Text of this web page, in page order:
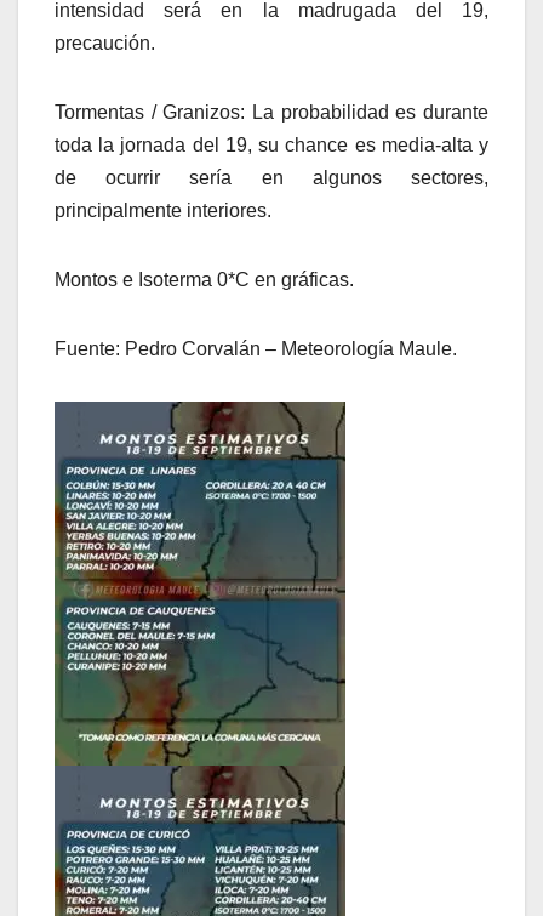
intensidad será en la madrugada del 19,
precaución.
Tormentas / Granizos: La probabilidad es durante
toda la jornada del 19, su chance es media-alta y
de ocurrir sería en algunos sectores,
principalmente interiores.
Montos e Isoterma 0*C en gráficas.
Fuente: Pedro Corvalán – Meteorología Maule.